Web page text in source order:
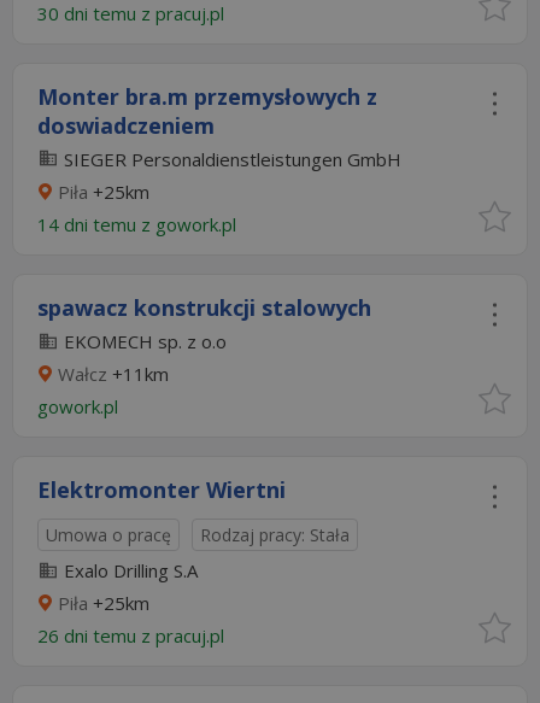
30 dni temu z pracuj.pl
Monter bra.m przemysłowych z
doswiadczeniem
SIEGER Personaldienstleistungen GmbH
Piła +25km
14 dni temu z gowork.pl
spawacz konstrukcji stalowych
EKOMECH sp. z o.o
Wałcz +11km
gowork.pl
Elektromonter Wiertni
Umowa o pracę Rodzaj pracy: Stała
Exalo Drilling S.A
Piła +25km
26 dni temu z pracuj.pl